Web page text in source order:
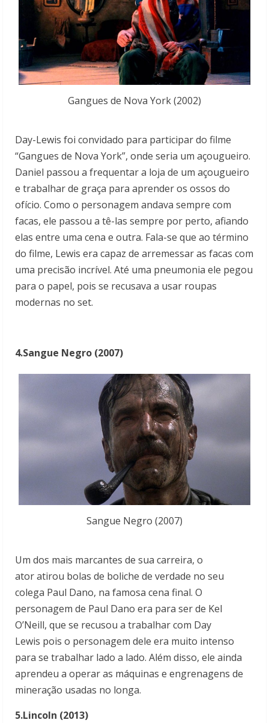
Gangues de Nova York (2002)
Day-Lewis foi convidado para participar do filme
“Gangues de Nova York”, onde seria um açougueiro.
Daniel passou a frequentar a loja de um açougueiro
e trabalhar de graça para aprender os ossos do
ofício. Como o personagem andava sempre com
facas, ele passou a tê-las sempre por perto, afiando
elas entre uma cena e outra. Fala-se que ao término
do filme, Lewis era capaz de arremessar as facas com
uma precisão incrível. Até uma pneumonia ele pegou
para o papel, pois se recusava a usar roupas
modernas no set.
4.Sangue Negro (2007)
Sangue Negro (2007)
Um dos mais marcantes de sua carreira, o
ator atirou bolas de boliche de verdade no seu
colega Paul Dano, na famosa cena final. O
personagem de Paul Dano era para ser de Kel
O’Neill, que se recusou a trabalhar com Day
Lewis pois o personagem dele era muito intenso
para se trabalhar lado a lado. Além disso, ele ainda
aprendeu a operar as máquinas e engrenagens de
mineração usadas no longa.
5.Lincoln (2013)